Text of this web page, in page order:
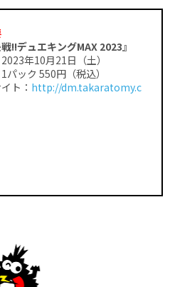
戦!!デュエキングMAX 2023』
年10月21日（土）
ック 550円（税込）
ト： http://dm.takaratomy.c